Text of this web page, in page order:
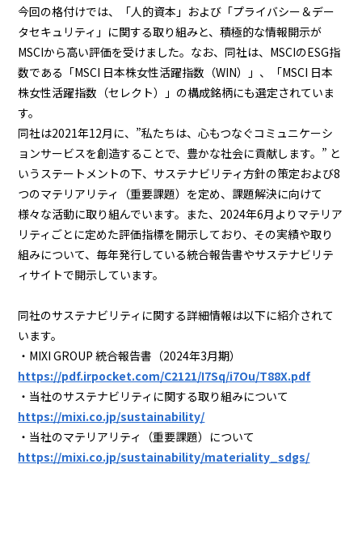
今回の格付けでは、「人的資本」および「プライバシー＆デー
タセキュリティ」に関する取り組みと、積極的な情報開示が
MSCIから高い評価を受けました。なお、同社は、MSCIのESG指
数である「MSCI 日本株女性活躍指数（WIN）」、「MSCI 日本
株女性活躍指数（セレクト）」の構成銘柄にも選定されていま
す。
同社は2021年12月に、”私たちは、心もつなぐコミュニケーシ
ョンサービスを創造することで、豊かな社会に貢献します。” と
いうステートメントの下、サステナビリティ方針の策定および8
つのマテリアリティ（重要課題）を定め、課題解決に向けて
様々な活動に取り組んでいます。また、2024年6月よりマテリア
リティごとに定めた評価指標を開示しており、その実績や取り
組みについて、毎年発行している統合報告書やサステナビリテ
ィサイトで開示しています。
同社のサステナビリティに関する詳細情報は以下に紹介されて
います。
・MIXI GROUP 統合報告書（2024年3月期）
https://pdf.irpocket.com/C2121/I7Sq/i7Ou/T88X.pdf
・当社のサステナビリティに関する取り組みについて
https://mixi.co.jp/sustainability/
・当社のマテリアリティ（重要課題）について
https://mixi.co.jp/sustainability/materiality_sdgs/